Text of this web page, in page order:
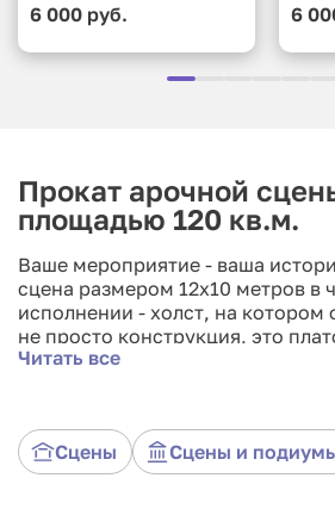
6 000 руб.
6
Прокат арочной
площадью 120 кв.м.
Ваше мероприятие - ваша
сцена размером 12x10 метров в
исполнении - холст, на котором
не просто конструкция, это
создания волшебства. Её чёрная
величественных размеров и
делает её идеальным фоном для
мероприятий: от вечеринок и
Читать все
Сцены Сцены и